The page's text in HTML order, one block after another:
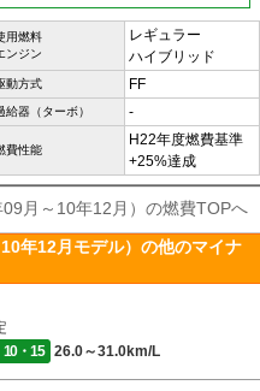
用燃料
ンジン
レギュラー
ハイブリッド
動方式 FF
給器（ターボ） -
費性能
H22年度燃費基準
+25%達成
月～10年12月）の燃費TOPへ
年12月モデル）の他のマイナ
10・15 26.0～31.0km/L